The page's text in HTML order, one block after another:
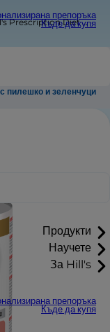
препоръка
Къде да купя
Продукти
Научете
За Hill's
препоръка
Къде да купя
Diet On-Care Stew задушено с пилешко и зеленчуци
пилешко и зеленчуци